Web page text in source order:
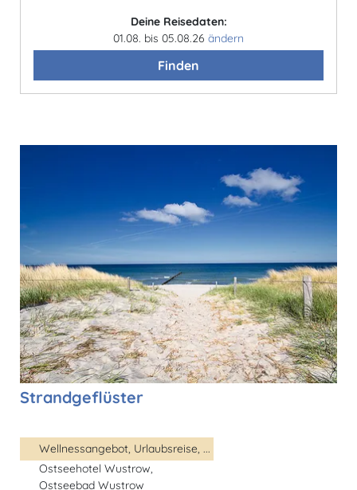
Deine Reisedaten:
01.08. bis 05.08.26 ändern
Finden
Strandgeflüster
Wellnessangebot, Urlaubsreise, ...
Ostseehotel Wustrow,
Ostseebad Wustrow